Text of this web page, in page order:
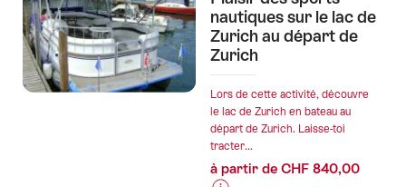
Zurich
à
Bâle"
les
prix
de
"Transfert
privé
de
Bâle
à
nautiques sur le lac de
Zurich au départ de
Zurich
Lors de cette activité, découvre
le lac de Zurich en bateau au
départ de Zurich. Laisse-toi
tracter...
à partir de CHF 840,00